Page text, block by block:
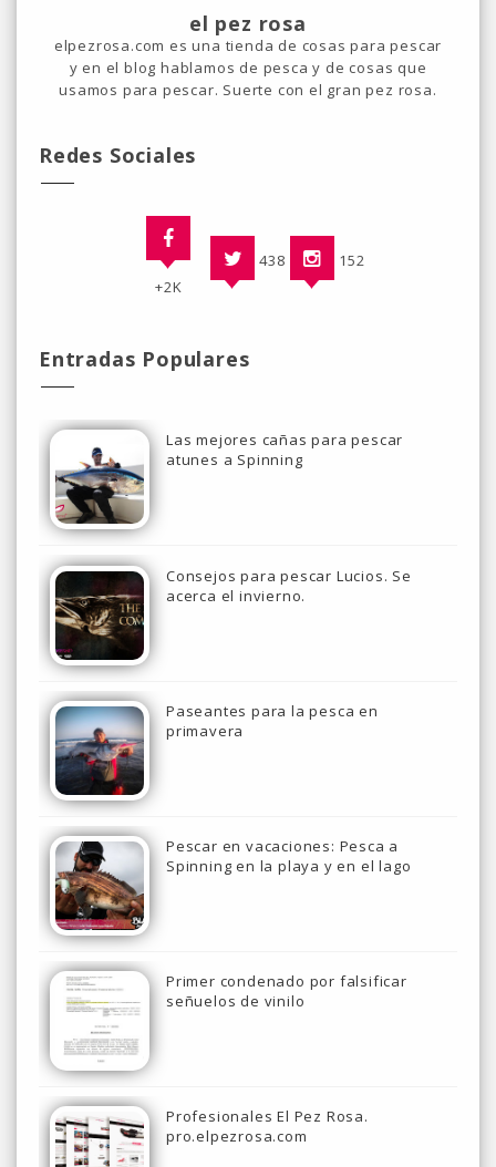
el pez rosa
elpezrosa.com es una tienda de cosas para pescar
y en el blog hablamos de pesca y de cosas que
usamos para pescar. Suerte con el gran pez rosa.
Redes Sociales
+2K
438 152
Entradas Populares
Las mejores cañas para pescar
atunes a Spinning
Consejos para pescar Lucios. Se
acerca el invierno.
Paseantes para la pesca en
primavera
Pescar en vacaciones: Pesca a
Spinning en la playa y en el lago
Primer condenado por falsificar
señuelos de vinilo
Profesionales El Pez Rosa.
pro.elpezrosa.com